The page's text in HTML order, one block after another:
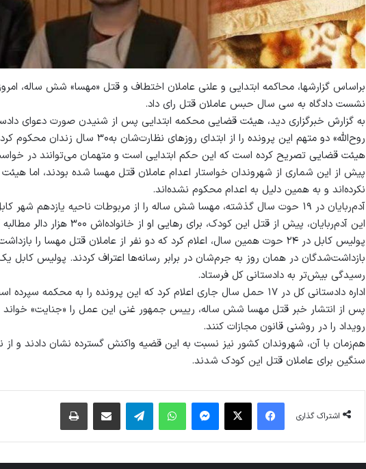
براساس گزارش‏ها، محاکمه‌ ابتدایی و علنی عاملان اختطاف و قتل «مهسا» شش ساله،
نشست دادگاه به سی سال حبس عاملان قتل رای داد.
به گزارش خبرگزاری دید، هیئت قضایی محکمه ابتدایی پس از شنیدن صورت دعوای
روح‌الله» دو متهم این پرونده را از ابتدای روزهای نظارت‌شان به۳۰ سال زندان محکوم کرد.
هیئت قضایی تصریح کرده است که این حکم ابتدایی است و متهمان می‌توانند در
نکرده‌اند و به همین دلیل به اعدام محکوم نشده‌اند.
آدم‌ربایان در ۱۹ حوت سال گذشته، مهسا شش ساله را از مربوطات ناحیه یازدهم شهر کابل ابتدا ربودند و سپس به قتل رساندند.
این آدم‌ربایان، پیش از قتل این کودک، برای رهایی او از خانواده‌اش ۳۰۰ هزار دالر مطالبه کرده بودند.
پولیس کابل در ۲۴ حوت همین سال، اعلام کرد که دو نفر از عاملان قتل مهسا را بازداشت کرده است.
بازداشت‌شد‌گان در همان روز به جرم‌شان در برابر رسانه‌ها اعتراف کردند. پولیس کابل
رسیدگی بیش‌تر به دادستانی کل فرستاد.
اداره دادستانی کل در ۱۷ حمل سال جاری اعلام کرد که این پرونده را به محکمه سپرده است.
پس از انتشار خبر قتل مهسا شش ساله، رییس جمهور غنی این عمل را «جنایت» خواند
رویداد را در روشنی قانون مجازات کنند.
هم‌زمان با آن، شهروندان کشور نیز نسبت به این قضیه واکنش گسترده نشان دادند و
سنگین برای عاملان قتل این کودک شدند.
اشتراک گذاری
فیس بوک X پیام رسان واتس آپ تلگرام اشتراک گذاری از طریق ایمیل چاپ